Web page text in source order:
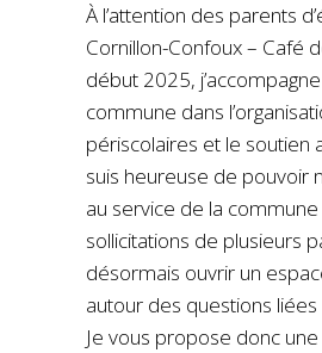
À l’attention des parents
Cornillon-Confoux – Café
début 2025,
commune dans
périscolaires et le soutien
suis heureuse de pouvoir
au service de la
sollicitations de plusieurs
désormais ouvrir un
autour des questions liées
Je vous propose donc